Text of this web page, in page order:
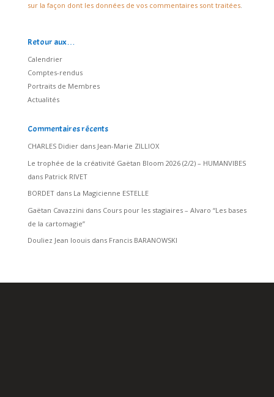
sur la façon dont les données de vos commentaires sont traitées.
Retour aux…
Calendrier
Comptes-rendus
Portraits de Membres
Actualités
Commentaires récents
CHARLES Didierdans Jean-Marie ZILLIOX
Le trophée de la créativité Gaëtan Bloom 2026 (2/2) – HUMANVIBES
dans Patrick RIVET
BORDETdans La Magicienne ESTELLE
Gaëtan Cavazzini dans Cours pour les stagiaires – Alvaro “Les bases
de la cartomagie”
Douliez Jean loouisdans Francis BARANOWSKI